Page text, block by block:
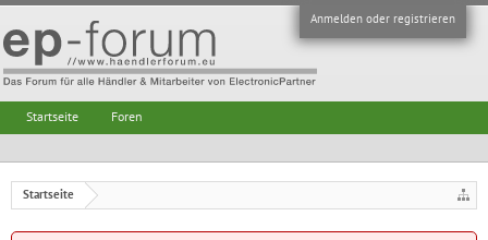
Anmelden oder registrieren
Startseite
Startseite Foren